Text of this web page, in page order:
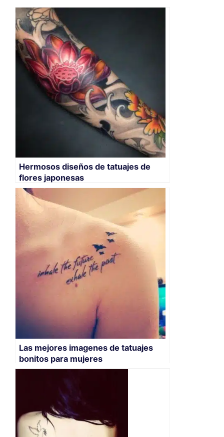
Hermosos diseños de tatuajes de
flores japonesas
Las mejores imagenes de tatuajes
bonitos para mujeres